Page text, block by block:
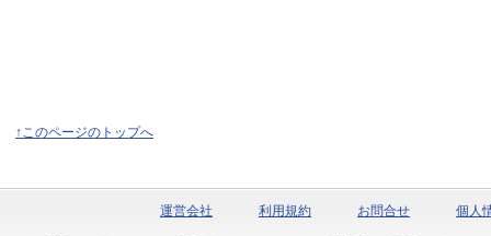
↑このページのトップへ
運営会社 利用規約 お問合せ 個人